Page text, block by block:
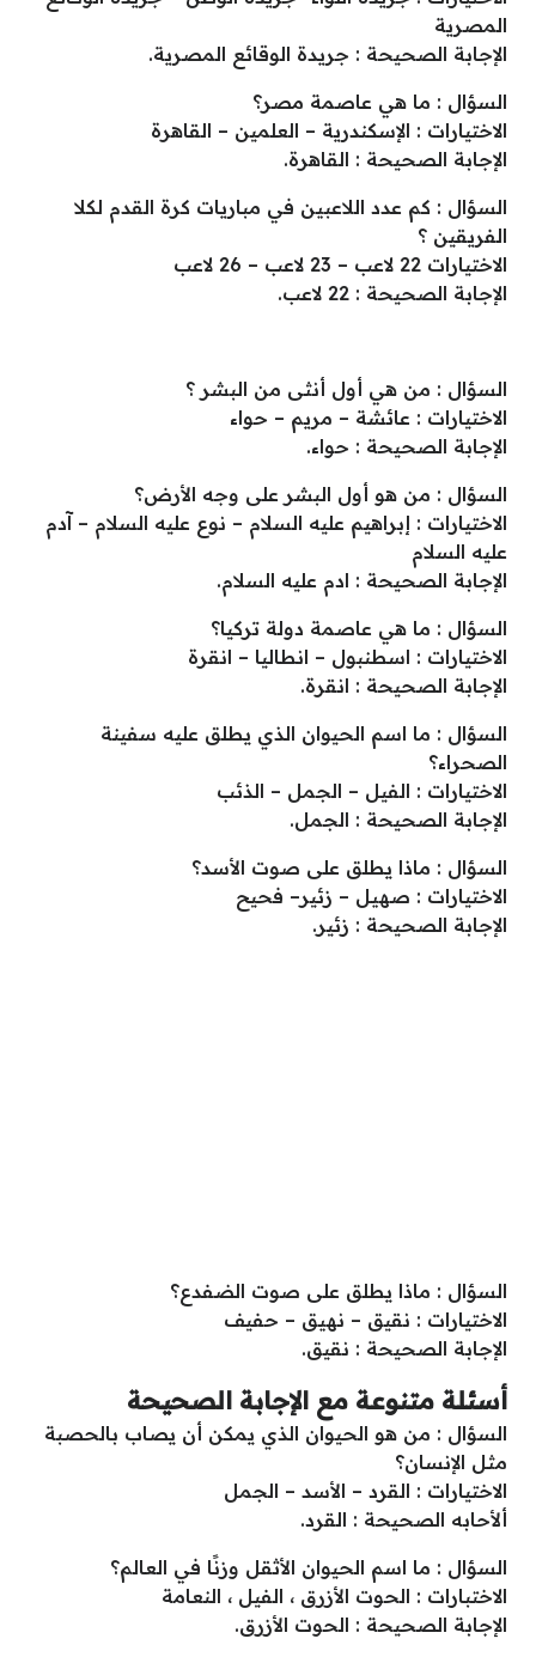
المصرية
الإجابة الصحيحة : جريدة الوقائع المصرية.
السؤال : ما هي عاصمة مصر؟
الاختيارات : الإسكندرية – العلمين – القاهرة
الإجابة الصحيحة : القاهرة.
السؤال : كم عدد اللاعبين في مباريات كرة القدم لكلا
الفريقين ؟
الاختيارات 22 لاعب – 23 لاعب – 26 لاعب
الإجابة الصحيحة : 22 لاعب.
السؤال : من هي أول أنثى من البشر ؟
الاختيارات : عائشة – مريم – حواء
الإجابة الصحيحة : حواء.
السؤال : من هو أول البشر على وجه الأرض؟
الاختيارات : إبراهيم عليه السلام – نوع عليه السلام – آدم
عليه السلام
الإجابة الصحيحة : ادم عليه السلام.
السؤال : ما هي عاصمة دولة تركيا؟
الاختيارات : اسطنبول – انطاليا – انقرة
الإجابة الصحيحة : انقرة.
السؤال : ما اسم الحيوان الذي يطلق عليه سفينة
الصحراء؟
الاختيارات : الفيل – الجمل – الذئب
الإجابة الصحيحة : الجمل.
السؤال : ماذا يطلق على صوت الأسد؟
الاختيارات : صهيل – زئير– فحيح
الإجابة الصحيحة : زئير.
السؤال : ماذا يطلق على صوت الضفدع؟
الاختيارات : نقيق – نهيق – حفيف
الإجابة الصحيحة : نقيق.
أسئلة متنوعة مع الإجابة الصحيحة
السؤال : من هو الحيوان الذي يمكن أن يصاب بالحصبة
مثل الإنسان؟
الاختيارات : القرد – الأسد – الجمل
ألأحابه الصحيحة : القرد.
السؤال : ما اسم الحيوان الأثقل وزنًا في العالم؟
الاختبارات : الحوت الأزرق ، الفيل ، النعامة
الإجابة الصحيحة : الحوت الأزرق.